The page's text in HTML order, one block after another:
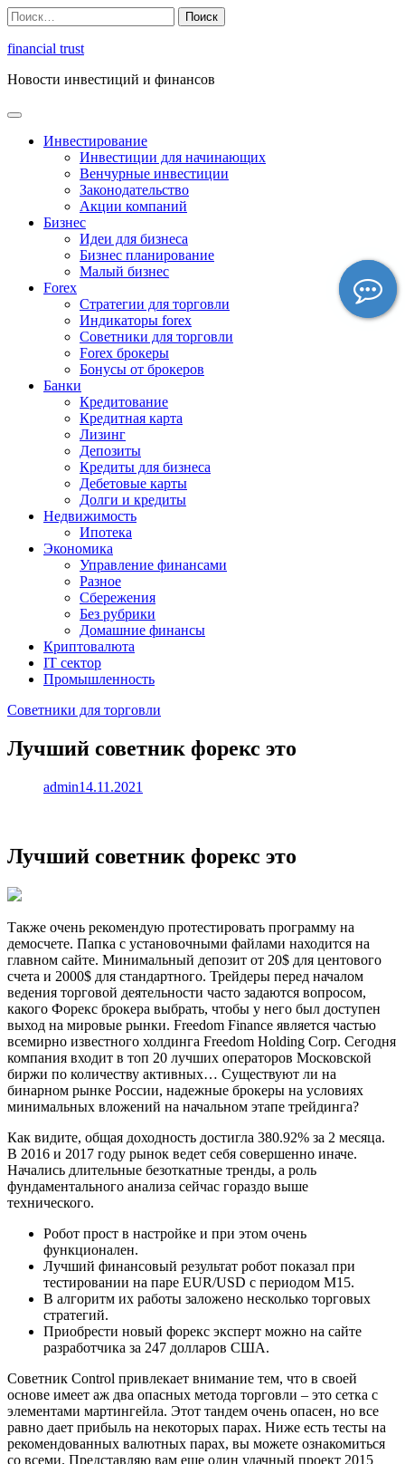
Перейти
к
содержимому
Найти:
financial trust
Новости инвестиций и финансов
Инвестирование
Инвестиции для начинающих
Венчурные инвестиции
Законодательство
Акции компаний
Бизнес
Идеи для бизнеса
Бизнес планирование
Малый бизнес
Forex
Стратегии для торговли
Индикаторы forex
Советники для торговли
Forex брокеры
Бонусы от брокеров
Банки
Кредитование
Кредитная карта
Лизинг
Депозиты
Кредиты для бизнеса
Дебетовые карты
Долги и кредиты
Недвижимость
Ипотека
Экономика
Управление финансами
Разное
Сбережения
Без рубрики
Домашние финансы
Криптовалюта
IT сектор
Промышленность
Советники для торговли
Лучший советник форекс это
admin14.11.2021
Лучший советник форекс это
Также очень рекомендую протестировать программу на
демосчете. Папка с установочными файлами находится на
главном сайте. Минимальный депозит от 20$ для центового
счета и 2000$ для стандартного. Трейдеры перед началом
ведения торговой деятельности часто задаются вопросом,
какого Форекс брокера выбрать, чтобы у него был доступен
выход на мировые рынки. Freedom Finance является частью
всемирно известного холдинга Freedom Holding Corp. Сегодня
компания входит в топ 20 лучших операторов Московской
биржи по количеству активных… Существуют ли на
бинарном рынке России, надежные брокеры на условиях
минимальных вложений на начальном этапе трейдинга?
Как видите, общая доходность достигла 380.92% за 2 месяца.
В 2016 и 2017 году рынок ведет себя совершенно иначе.
Начались длительные безоткатные тренды, а роль
фундаментального анализа сейчас гораздо выше
технического.
Робот прост в настройке и при этом очень
функционален.
Лучший финансовый результат робот показал при
тестировании на паре EUR/USD с периодом М15.
В алгоритм их работы заложено несколько торговых
стратегий.
Приобрести новый форекс эксперт можно на сайте
разработчика за 247 долларов США.
Советник Control привлекает внимание тем, что в своей
основе имеет аж два опасных метода торговли – это сетка с
элементами мартингейла. Этот тандем очень опасен, но все
равно дает прибыль на некоторых парах. Ниже есть тесты на
рекомендованных валютных парах, вы можете ознакомиться
со всеми. Представляю вам еще один удачный проект 2015